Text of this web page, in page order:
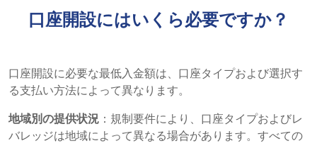
口座開設にはいくら必要ですか？
口座開設に必要な最低入金額は、口座タイプおよび選択す
る支払い方法によって異なります。
地域別の提供状況 ：規制要件により、口座タイプおよびレ
バレッジは地域によって異なる場合があります。すべての